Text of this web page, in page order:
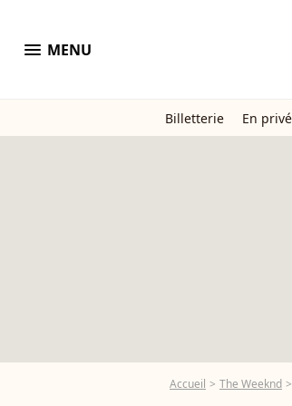
menu MENU
Billetterie En
Accueil The Weeknd